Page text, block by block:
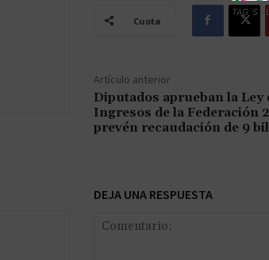
Cuota
Artículo anterior
Diputados aprueban la Ley
Ingresos de la Federación
prevén recaudación de 9
DEJA UNA RESPUESTA
TAG´S